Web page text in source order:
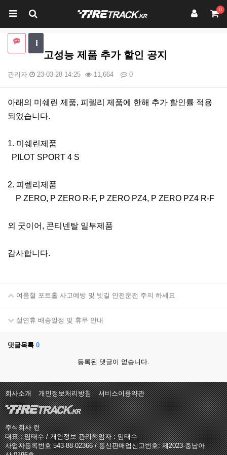
0
고성능 제품 추가 할인 공지
관리자 23-03-28 14:25 11,664 0
본문
아래의 미쉐린 제품, 피렐리 제품에 한해 추가 할인률 적용
되었습니다.
1. 미쉐린제품
PILOT SPORT 4 S
2. 피렐리제품
P ZERO, P ZERO R-F, P ZERO PZ4, P ZERO PZ4 R-F
외 굿이어, 콘티넨탈 일부제품
감사합니다.
여름철 포트홀 사고예방 및 빗길 안전운전 주의 하세요
설연휴 배송일정 및 휴무 안내
댓글목록 0
등록된 댓글이 없습니다.
회사소개 개인정보처리방침 서비스이용약관
주식회사 런
대표 : 임태수 / 개인정보 관리책임자 : 임태수
사업자등록번호 543-88-02366 / 통신판매업신고번호: 제2023-충남아